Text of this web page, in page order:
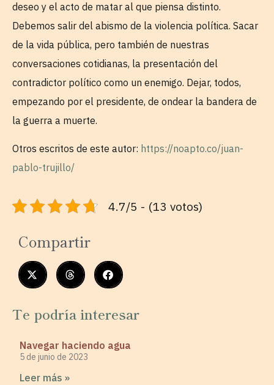
deseo y el acto de matar al que piensa distinto.
Debemos salir del abismo de la violencia política. Sacar
de la vida pública, pero también de nuestras
conversaciones cotidianas, la presentación del
contradictor político como un enemigo. Dejar, todos,
empezando por el presidente, de ondear la bandera de
la guerra a muerte.
Otros escritos de este autor: https://noapto.co/juan-
pablo-trujillo/
4.7/5 - (13 votos)
Compartir
Te podría interesar
Navegar haciendo agua
5 de junio de 2023
Leer más »